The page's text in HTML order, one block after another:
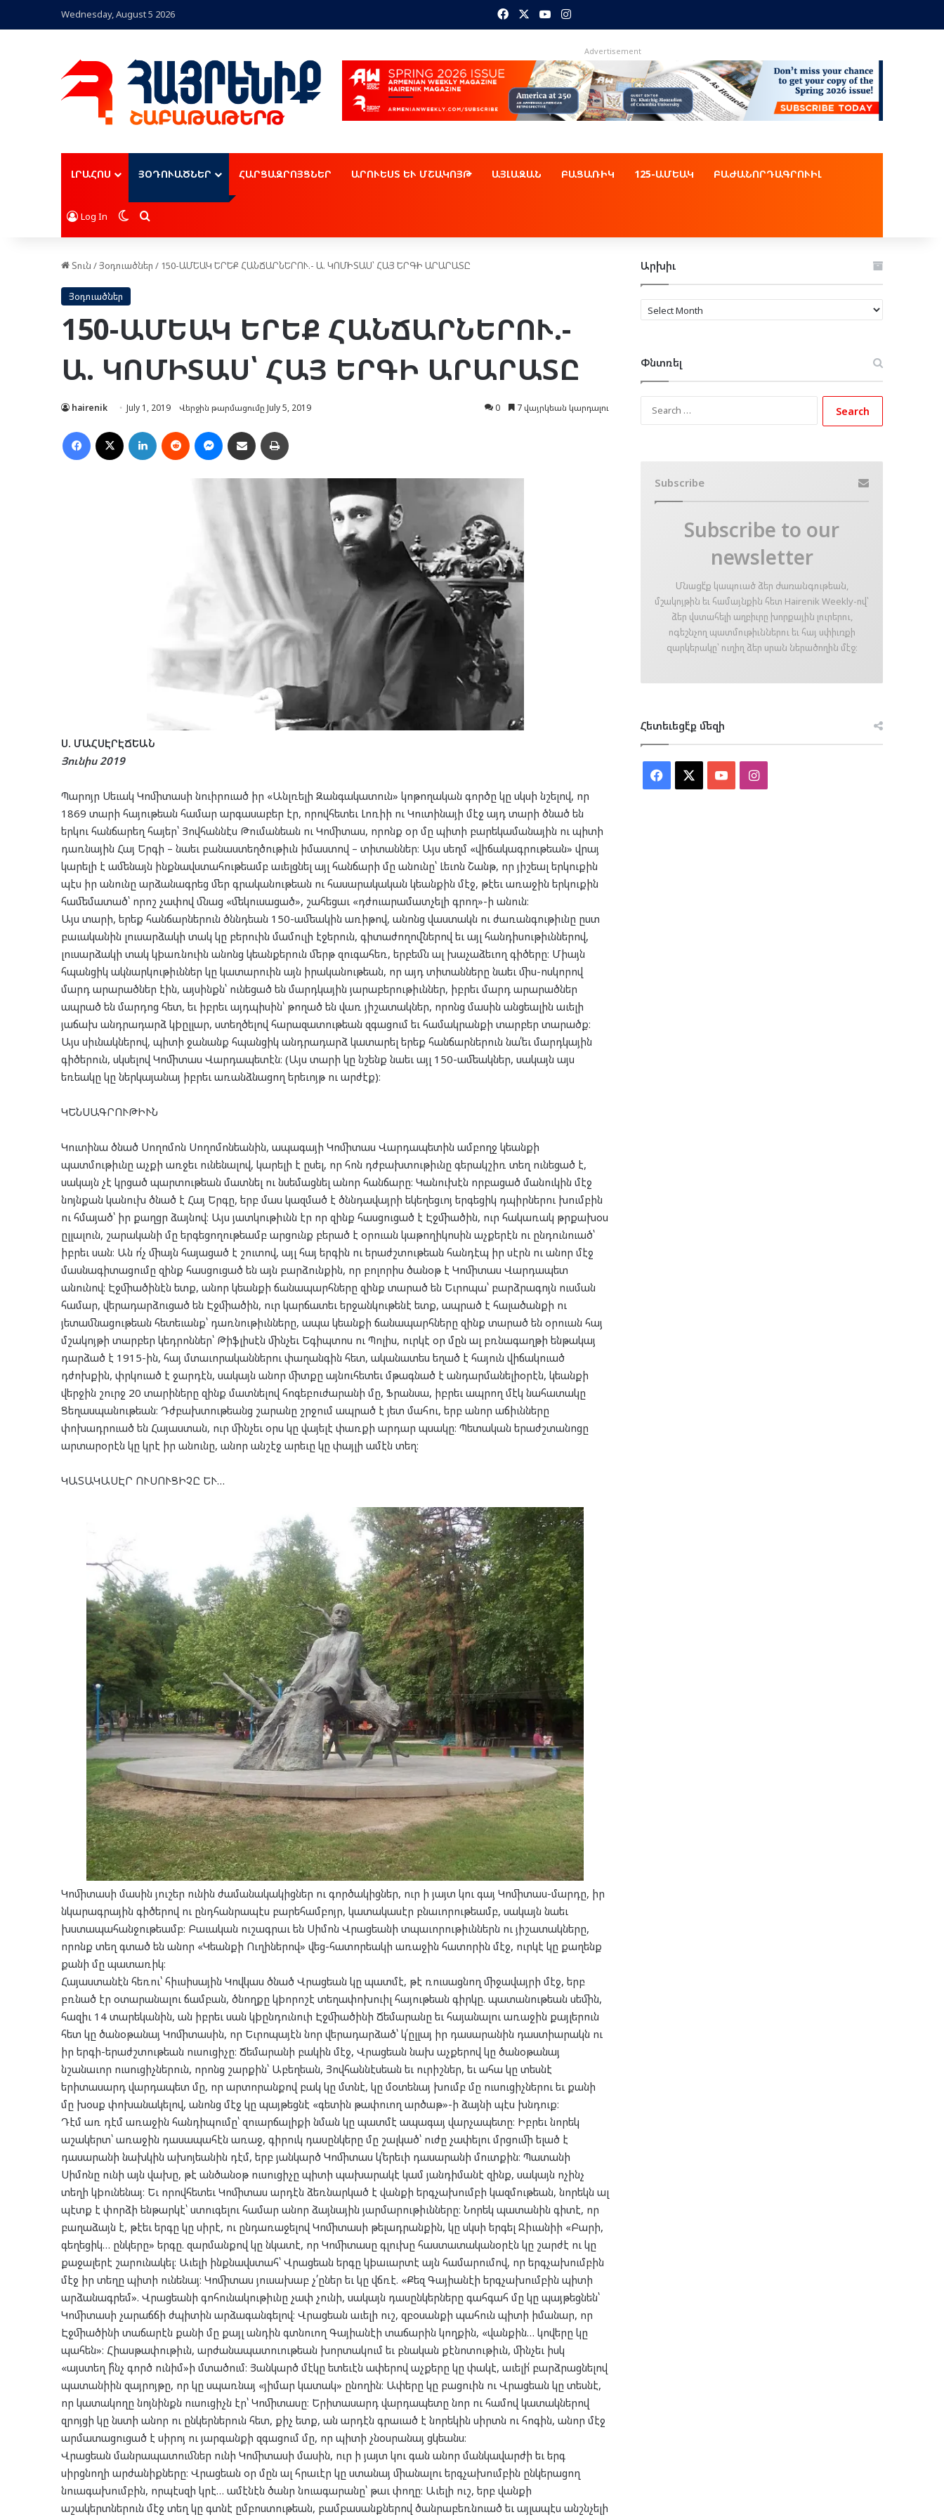
Wednesday, August 5 2026 FacebookYouTubeInstagram
Advertisement
ԼՐԱՀՈՍ ՅՕԴՈՒԱԾՆԵՐ ՀԱՐՑԱԶՐՈՅՑՆԵՐ ԱՐՈՒԵՍՏ ԵՒ ՄՇԱԿՈՅԹ ԱՅԼԱԶԱՆ ԲԱՑԱՌԻԿ 125-ԱՄԵԱԿ ԲԱԺԱՆՈՐԴԱԳՐՈՒԻԼ
Log In Switch skin
Որոնել
Տուն /Յօդուածներ / 150-ԱՄԵԱԿ ԵՐԵՔ ՀԱՆՃԱՐՆԵՐՈՒ.- Ա. ԿՈՄԻՏԱՍ՝ ՀԱՅ ԵՐԳԻ ԱՐԱՐԱՏԸ
Յօդուածներ
150-ԱՄԵԱԿ ԵՐԵՔ ՀԱՆՃԱՐՆԵՐՈՒ.-
Ա. ԿՈՄԻՏԱՍ՝ ՀԱՅ ԵՐԳԻ ԱՐԱՐԱՏԸ
hairenik July 1, 2019 Վերջին թարմացումը July 5, 2019 0 7 վայրկեան կարդալու
Facebook LinkedIn Reddit MessengerՈւղարկել նամակ
Ս. ՄԱՀՍԷՐԷՃԵԱՆ
Յունիս 2019
Պարոյր Սեւակ Կոմիտասի նուիրուած իր «Անլռելի Զանգակատուն» կոթողական գործը կը սկսի նշելով, որ
1869 տարի հայութեան համար արգասաբեր էր, որովհետեւ Լոռիի ու Կուտինայի մէջ այդ տարի ծնած են
երկու հանճարեղ հայեր՝ Յովհաննէս Թումանեան ու Կոմիտաս, որոնք օր մը պիտի բարեկամանային ու պիտի
դառնային Հայ Երգի – նաեւ բանաստեղծութիւն իմաստով – տիտաններ։ Այս սեղմ «վիճակագրութեան» վրայ
կարելի է ամենայն ինքնավստահութեամբ աւելցնել այլ հանճարի մը անունը՝ Լեւոն Շանթ, որ յիշեալ երկուքին
պէս իր անունը արձանագրեց մեր գրականութեան ու հասարակական կեանքին մէջ, թէեւ առաջին երկուքին
համեմատած՝ որոշ չափով մնաց «մեկուսացած», շահեցաւ «դժուարամատչելի գրող»-ի անուն։
Այս տարի, երեք հանճարներուն ծննդեան 150-ամեակին առիթով, անոնց վաստակն ու ժառանգութիւնը ըստ
բաւականին լուսարձակի տակ կը բերուին մամուլի էջերուն, գիտաժողովներով եւ այլ հանդիսութիւններով,
լուսարձակի տակ կþառնուին անոնց կեանքերուն մերթ զուգահեռ, երբեմն ալ խաչաձեւող գիծերը։ Միայն
հպանցիկ ակնարկութիւններ կը կատարուին այն իրականութեան, որ այդ տիտանները նաեւ միս-ոսկորով
մարդ արարածներ էին, այսինքն՝ ունեցած են մարդկային յարաբերութիւններ, իբրեւ մարդ արարածներ
ապրած են մարդոց հետ, եւ իբրեւ այդպիսին՝ թողած են վառ յիշատակներ, որոնց մասին անցեալին աւելի
յաճախ անդրադարձ կþըլլար, ստեղծելով հարազատութեան զգացում եւ համակրանքի տարբեր տարածք։
Այս սիւնակներով, պիտի ջանանք հպանցիկ անդրադարձ կատարել երեք հանճարներուն նա՛եւ մարդկային
գիծերուն, սկսելով Կոմիտաս Վարդապետէն։ (Այս տարի կը նշենք նաեւ այլ 150-ամեակներ, սակայն այս
եռեակը կը ներկայանայ իբրեւ առանձնացող երեւոյթ ու արժէք)։
ԿԵՆՍԱԳՐՈՒԹԻՒՆ
Կուտինա ծնած Սողոմոն Սողոմոնեանին, ապագայի Կոմիտաս Վարդապետին ամբողջ կեանքի
պատմութիւնը աչքի առջեւ ունենալով, կարելի է ըսել, որ հոն դժբախտութիւնը գերակշիռ տեղ ունեցած է,
սակայն չէ կրցած պարտութեան մատնել ու նսեմացնել անոր հանճարը։ Կանուխէն որբացած մանուկին մէջ
նոյնքան կանուխ ծնած է Հայ Երգը, երբ մաս կազմած է ծննդավայրի եկեղեցւոյ երգեցիկ դպիրներու խումբին
ու հմայած՝ իր քաղցր ձայնով։ Այս յատկութիւնն էր որ զինք հասցուցած է Էջմիածին, ուր հակառակ թրքախօս
ըլլալուն, շարականի մը երգեցողութեամբ արցունք բերած է օրուան կաթողիկոսին աչքերէն ու ընդունուած՝
իբրեւ սան։ Ան ո՛չ միայն հայացած է շուտով, այլ հայ երգին ու երաժշտութեան հանդէպ իր սէրն ու անոր մէջ
մասնագիտացումը զինք հասցուցած են այն բարձունքին, որ բոլորիս ծանօթ է Կոմիտաս Վարդապետ
անունով։ Էջմիածինէն ետք, անոր կեանքի ճանապարհները զինք տարած են Եւրոպա՝ բարձրագոյն ուսման
համար, վերադարձուցած են Էջմիածին, ուր կարճատեւ երջանկութենէ ետք, ապրած է հալածանքի ու
յետամնացութեան հետեւանք՝ դառնութիւնները, ապա կեանքի ճանապարհները զինք տարած են օրուան հայ
մշակոյթի տարբեր կեդրոններ՝ Թիֆլիսէն մինչեւ Եգիպտոս ու Պոլիս, ուրկէ օր մըն ալ բռնագաղթի ենթակայ
դարձած է 1915-ին, հայ մտաւորականներու փաղանգին հետ, ականատես եղած է հայուն վիճակուած
դժոխքին, փրկուած է ջարդէն, սակայն անոր միտքը այնուհետեւ մթագնած է անդարմանելիօրէն, կեանքի
վերջին շուրջ 20 տարիները զինք մատնելով հոգեբուժարանի մը, Ֆրանսա, իբրեւ ապրող մէկ նահատակը
Ցեղասպանութեան։ Դժբախտութեանց շարանը շրջում ապրած է յետ մահու, երբ անոր աճիւնները
փոխադրուած են Հայաստան, ուր մինչեւ օրս կը վայելէ փառքի արդար պսակը։ Պետական երաժշտանոցը
արտարօրէն կը կրէ իր անունը, անոր անշէջ արեւը կը փայլի ամէն տեղ։
ԿԱՏԱԿԱՍԷՐ ՈՒՍՈՒՑԻՉԸ ԵՒ…
Կոմիտասի մասին յուշեր ունին ժամանակակիցներ ու գործակիցներ, ուր ի յայտ կու գայ Կոմիտաս-մարդը, իր
նկարագրային գիծերով ու ընդհանրապէս բարեհամբոյր, կատակասէր բնաւորութեամբ, սակայն նաեւ
խստապահանջութեամբ։ Բաւական ուշագրաւ են Սիմոն Վրացեանի տպաւորութիւններն ու յիշատակները,
որոնք տեղ գտած են անոր «Կեանքի Ուղիներով» վեց-հատորեակի առաջին հատորին մէջ, ուրկէ կը քաղենք
քանի մը պատառիկ։
Հայաստանէն հեռու՝ հիւսիսային Կովկաս ծնած Վրացեան կը պատմէ, թէ ռուսացնող միջավայրի մէջ, երբ
բռնած էր օտարանալու ճամբան, ծնողքը կþորոշէ տեղափոխուիլ հայութեան գիրկը. պատանութեան սեմին,
հազիւ 14 տարեկանին, ան իբրեւ սան կþընդունուի Էջմիածինի Ճեմարանը եւ հայանալու առաջին քայլերուն
հետ կը ծանօթանայ Կոմիտասին, որ Եւրոպայէն նոր վերադարձած՝ կ՛ըլլայ իր դասարանին դաստիարակն ու
իր երգի-երաժշտութեան ուսուցիչը։ Ճեմարանի բակին մէջ, Վրացեան նախ աչքերով կը ծանօթանայ
նշանաւոր ուսուցիչներուն, որոնց շարքին՝ Աբեղեան, Յովհաննէսեան եւ ուրիշներ, եւ ահա կը տեսնէ
երիտասարդ վարդապետ մը, որ արտորանքով բակ կը մտնէ, կը մօտենայ խումբ մը ուսուցիչներու եւ քանի
մը խօսք փոխանակելով, անոնց մէջ կը պայթեցնէ «գետին թափուող արծաթ»-ի ձայնի պէս խնդուք։
Դէմ առ դէմ առաջին հանդիպումը՝ զուարճալիքի նման կը պատմէ ապագայ վարչապետը։ Իբրեւ նորեկ
աշակերտ՝ առաջին դասապահէն առաջ, գիրուկ դասընկերը մը շալկած՝ ուժը չափելու մրցումի ելած է
դասարանի նախկին ախոյեանին դէմ, երբ յանկարծ Կոմիտաս կ՛երեւի դասարանի մուտքին։ Պատանի
Սիմոնը ունի այն վախը, թէ անծանօթ ուսուցիչը պիտի պախարակէ կամ յանդիմանէ զինք, սակայն ոչինչ
տեղի կþունենայ։ Եւ որովհետեւ Կոմիտաս արդէն ձեռնարկած է վանքի երգչախումբի կազմութեան, նորեկն ալ
պէտք է փորձի ենթարկէ՝ ստուգելու համար անոր ձայնային յարմարութիւնները։ Նորեկ պատանին գիտէ, որ
բաղաձայն է, թէեւ երգը կը սիրէ, ու ընդառաջելով Կոմիտասի թելադրանքին, կը սկսի երգել Ջիւանիի «Բարի,
գեղեցիկ… ընկերը» երգը. զարմանքով կը նկատէ, որ Կոմիտասը գլուխը հաստատականօրէն կը շարժէ ու կը
քաջալերէ շարունակել։ Աւելի ինքնավստահ՝ Վրացեան երգը կþաւարտէ այն համարումով, որ երգչախումբին
մէջ իր տեղը պիտի ունենայ։ Կոմիտաս յուսախաբ չ՛ըներ եւ կը վճռէ. «Քեզ Գայիանէի երգչախումբին պիտի
արձանագրեմ». Վրացեանի գոհունակութիւնը չափ չունի, սակայն դասընկերները գահգահ մը կը պայթեցնեն՝
Կոմիտասի չարաճճի ժպիտին արձագանգելով։ Վրացեան աւելի ուշ, զբօսանքի պահուն պիտի իմանար, որ
Էջմիածինի տաճարէն քանի մը քայլ անդին գտնուող Գայիանէի տաճարին կողքին, «վանքին… կովերը կը
պահեն»։ Հիասթափութիւն, արժանապատուութեան խորտակում եւ բնական քէնոտութիւն, մինչեւ իսկ
«այստեղ ի՞նչ գործ ունիմ»ի մտածում։ Յանկարծ մէկը ետեւէն ափերով աչքերը կը փակէ, աւելի՛ բարձրացնելով
պատանիին զայրոյթը, որ կը սպառնայ «յիմար կատակ» ընողին։ Ափերը կը բացուին ու Վրացեան կը տեսնէ,
որ կատակողը նոյնինքն ուսուցիչն էր՝ Կոմիտասը։ Երիտասարդ վարդապետը նոր ու համով կատակներով
զրոյցի կը նստի անոր ու ընկերներուն հետ, քիչ ետք, ան արդէն գրաւած է նորեկին սիրտն ու հոգին, անոր մէջ
արմատացուցած է սիրոյ ու յարգանքի զգացում մը, որ պիտի չնօսրանայ ցկեանս։
Վրացեան մանրապատումներ ունի Կոմիտասի մասին, ուր ի յայտ կու գան անոր մանկավարժի եւ երգ
սիրցնողի արժանիքները։ Վրացեան օր մըն ալ հրաւէր կը ստանայ միանալու երգչախումբին ընկերացող
նուագախումբին, որպէսզի կրէ… ամէնէն ծանր նուագարանը՝ թաւ փողը։ Աւելի ուշ, երբ վանքի
աշակերտներուն մէջ տեղ կը գտնէ ըմբոստութեան, բամբասանքներով ծանրաբեռնուած եւ այլապէս անշնչելի
Արխիւ
Արխիւ
Փնտռել
Subscribe
Subscribe to our
newsletter
Մնացէ՛ք կապուած ձեր ժառանգութեան,
մշակոյթին եւ համայնքին հետ Hairenik Weekly-ով՝
ձեր վստահելի աղբիւրը խորքային լուրերու,
ոգեշնչող պատմութիւններու եւ հայ սփիւռքի
զարկերակը՝ ուղիղ ձեր սրան ներածողին մէջ։
Հետեւեցէ՛ք մեզի
Facebook YouTubeInstagram